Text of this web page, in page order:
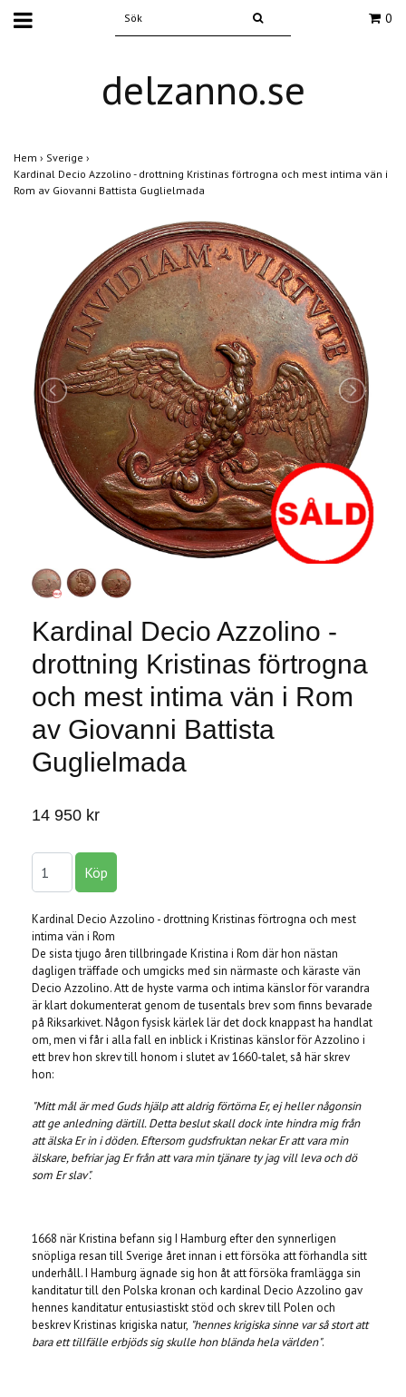
0
delzanno.se
Hem › Sverige ›
Kardinal Decio Azzolino - drottning Kristinas förtrogna och mest intima vän i
Rom av Giovanni Battista Guglielmada
Kardinal Decio Azzolino -
drottning Kristinas förtrogna
och mest intima vän i Rom
av Giovanni Battista
Guglielmada
14 950 kr
Kardinal Decio Azzolino - drottning Kristinas förtrogna och mest
intima vän i Rom
De sista tjugo åren tillbringade Kristina i Rom där hon nästan
dagligen träffade och umgicks med sin närmaste och käraste vän
Decio Azzolino. Att de hyste varma och intima känslor för varandra
är klart dokumenterat genom de tusentals brev som finns bevarade
på Riksarkivet. Någon fysisk kärlek lär det dock knappast ha handlat
om, men vi får i alla fall en inblick i Kristinas känslor för Azzolino i
ett brev hon skrev till honom i slutet av 1660-talet, så här skrev
hon:
"Mitt mål är med Guds hjälp att aldrig förtörna Er, ej heller någonsin
att ge anledning därtill. Detta beslut skall dock inte hindra mig från
att älska Er in i döden. Eftersom gudsfruktan nekar Er att vara min
älskare, befriar jag Er från att vara min tjänare ty jag vill leva och dö
som Er slav".
1668 när Kristina befann sig I Hamburg efter den synnerligen
snöpliga resan till Sverige året innan i ett försöka att förhandla sitt
underhåll. I Hamburg ägnade sig hon åt att försöka framlägga sin
kanditatur till den Polska kronan och kardinal Decio Azzolino gav
hennes kanditatur entusiastiskt stöd och skrev till Polen och
beskrev Kristinas krigiska natur, "hennes krigiska sinne var så stort att
bara ett tillfälle erbjöds sig skulle hon blända hela världen".